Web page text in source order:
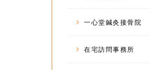
一心堂鍼灸接骨院
在宅訪問事務所